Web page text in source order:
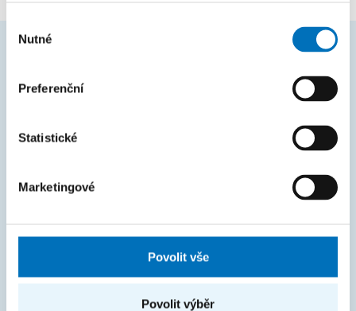
souhlasu
Nutné
Preferenční
Statistické
Marketingové
Povolit vše
Povolit výběr
Studijní oddělení
Rozcestník systémů
Intranet